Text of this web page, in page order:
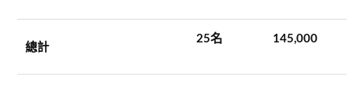
總計
25名 145,000